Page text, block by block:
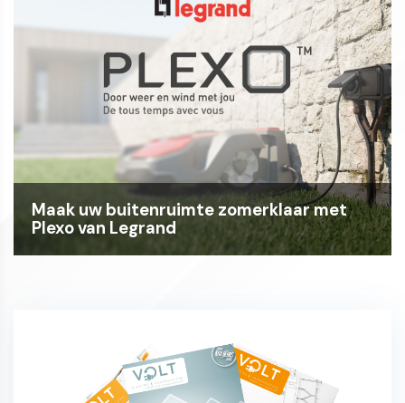
Maak uw buitenruimte zomerklaar met
Plexo van Legrand